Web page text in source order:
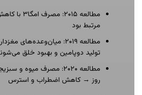
مطالعه
مرتبط بود
مطالعه ۲۰۱۹: میان‌وعده‌های
تولید دوپامین و بهبود خلق
روز → کاهش اضطراب و استرس